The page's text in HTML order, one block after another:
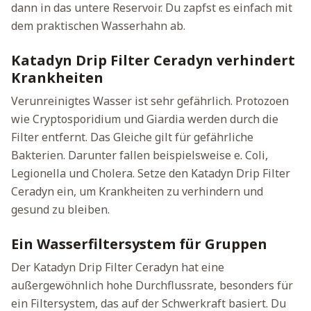
dann in das untere Reservoir. Du zapfst es einfach mit
dem praktischen Wasserhahn ab.
Katadyn Drip Filter Ceradyn verhindert
Krankheiten
Verunreinigtes Wasser ist sehr gefährlich. Protozoen
wie Cryptosporidium und Giardia werden durch die
Filter entfernt. Das Gleiche gilt für gefährliche
Bakterien. Darunter fallen beispielsweise e. Coli,
Legionella und Cholera. Setze den Katadyn Drip Filter
Ceradyn ein, um Krankheiten zu verhindern und
gesund zu bleiben.
Ein Wasserfiltersystem für Gruppen
Der Katadyn Drip Filter Ceradyn hat eine
außergewöhnlich hohe Durchflussrate, besonders für
ein Filtersystem, das auf der Schwerkraft basiert. Du